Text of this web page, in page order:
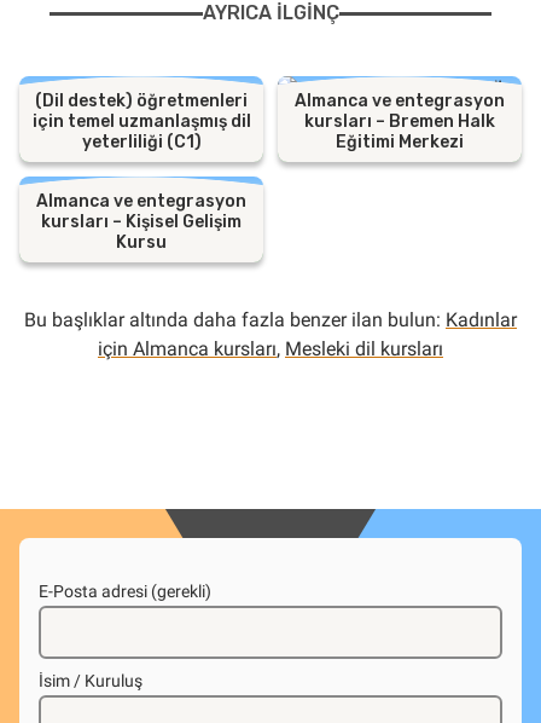
AYRICA ILGINÇ
(Dil destek) öğretmenleri
için temel uzmanlaşmış dil
yeterliliği (C1)
Almanca ve entegrasyon
kursları – Bremen Halk
Eğitimi Merkezi
Almanca ve entegrasyon
kursları – Kişisel Gelişim
Kursu
Bu başlıklar altında daha fazla benzer ilan bulun: Kadınlar
için Almanca kursları, Mesleki dil kursları
E-Posta adresi (gerekli)
İsim / Kuruluş